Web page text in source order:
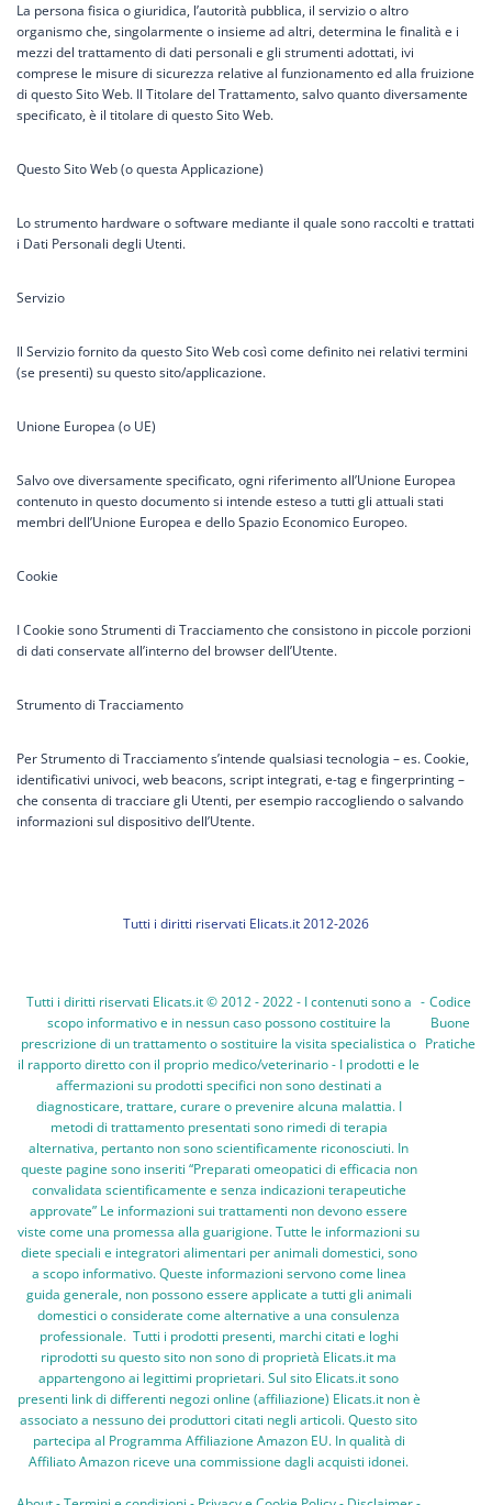
La persona fisica o giuridica, l’autorità pubblica, il servizio o altro
organismo che, singolarmente o insieme ad altri, determina le finalità e i
mezzi del trattamento di dati personali e gli strumenti adottati, ivi
comprese le misure di sicurezza relative al funzionamento ed alla fruizione
di questo Sito Web. Il Titolare del Trattamento, salvo quanto diversamente
specificato, è il titolare di questo Sito Web.
Questo Sito Web (o questa Applicazione)
Lo strumento hardware o software mediante il quale sono raccolti e trattati
i Dati Personali degli Utenti.
Servizio
Il Servizio fornito da questo Sito Web così come definito nei relativi termini
(se presenti) su questo sito/applicazione.
Unione Europea (o UE)
Salvo ove diversamente specificato, ogni riferimento all’Unione Europea
contenuto in questo documento si intende esteso a tutti gli attuali stati
membri dell’Unione Europea e dello Spazio Economico Europeo.
Cookie
I Cookie sono Strumenti di Tracciamento che consistono in piccole porzioni
di dati conservate all’interno del browser dell’Utente.
Strumento di Tracciamento
Per Strumento di Tracciamento s’intende qualsiasi tecnologia – es. Cookie,
identificativi univoci, web beacons, script integrati, e-tag e fingerprinting –
che consenta di tracciare gli Utenti, per esempio raccogliendo o salvando
informazioni sul dispositivo dell’Utente.
Tutti i diritti riservati Elicats.it 2012-2026
Tutti i diritti riservati Elicats.it © 2012 - 2022 - I contenuti sono a
scopo informativo e in nessun caso possono costituire la
prescrizione di un trattamento o sostituire la visita specialistica o
il rapporto diretto con il proprio medico/veterinario - I prodotti e le
affermazioni su prodotti specifici non sono destinati a
diagnosticare, trattare, curare o prevenire alcuna malattia. I
metodi di trattamento presentati sono rimedi di terapia
alternativa, pertanto non sono scientificamente riconosciuti. In
queste pagine sono inseriti “Preparati omeopatici di efficacia non
convalidata scientificamente e senza indicazioni terapeutiche
approvate” Le informazioni sui trattamenti non devono essere
viste come una promessa alla guarigione. Tutte le informazioni su
diete speciali e integratori alimentari per animali domestici, sono
a scopo informativo. Queste informazioni servono come linea
guida generale, non possono essere applicate a tutti gli animali
domestici o considerate come alternative a una consulenza
professionale. Tutti i prodotti presenti, marchi citati e loghi
riprodotti su questo sito non sono di proprietà Elicats.it ma
appartengono ai legittimi proprietari. Sul sito Elicats.it sono
presenti link di differenti negozi online (affiliazione) Elicats.it non è
associato a nessuno dei produttori citati negli articoli. Questo sito
partecipa al Programma Affiliazione Amazon EU. In qualità di
Affiliato Amazon riceve una commissione dagli acquisti idonei.
- Codice
Buone
Pratiche